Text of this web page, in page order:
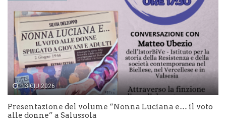
13 GIU 2026
Presentazione del volume “Nonna Luciana e… il voto
alle donne” a Salussola